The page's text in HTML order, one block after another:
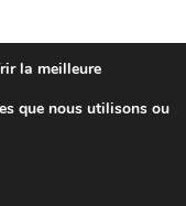
conforme aux
de systèmes de
gestion des droits
sensibles liées au
la meilleure
que nous utilisons ou